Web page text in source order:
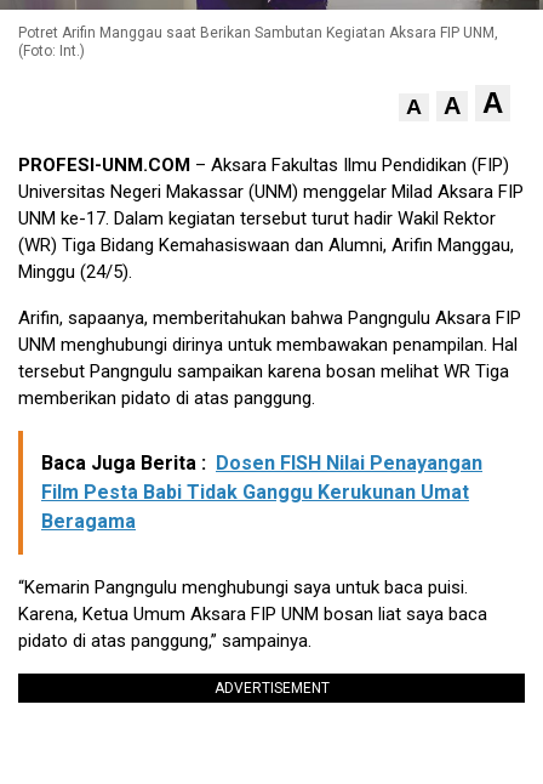
Potret Arifin Manggau saat Berikan Sambutan Kegiatan Aksara FIP UNM,
(Foto: Int.)
A A A
PROFESI-UNM.COM – Aksara Fakultas Ilmu Pendidikan (FIP)
Universitas Negeri Makassar (UNM) menggelar Milad Aksara FIP
UNM ke-17. Dalam kegiatan tersebut turut hadir Wakil Rektor
(WR) Tiga Bidang Kemahasiswaan dan Alumni, Arifin Manggau,
Minggu (24/5).
Arifin, sapaanya, memberitahukan bahwa Pangngulu Aksara FIP
UNM menghubungi dirinya untuk membawakan penampilan. Hal
tersebut Pangngulu sampaikan karena bosan melihat WR Tiga
memberikan pidato di atas panggung.
Baca Juga Berita : Dosen FISH Nilai Penayangan
Film Pesta Babi Tidak Ganggu Kerukunan Umat
Beragama
“Kemarin Pangngulu menghubungi saya untuk baca puisi.
Karena, Ketua Umum Aksara FIP UNM bosan liat saya baca
pidato di atas panggung,” sampainya.
ADVERTISEMENT